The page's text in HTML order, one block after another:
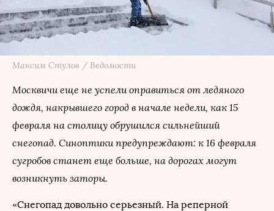
Максим Стулов / Ведомости
Москвичи еще не успели оправиться от ледяного
дождя, накрывшего город в начале недели, как 15
февраля на столицу обрушился сильнейший
снегопад. Синоптики предупреждают: к 16 февраля
сугробов станет еще больше, на дорогах могут
возникнуть заторы.
«Снегопад довольно серьезный. На реперной